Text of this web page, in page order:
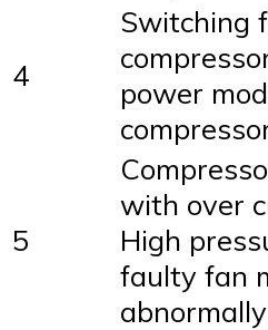
4
Switching
power
5
with over
High
faulty fan